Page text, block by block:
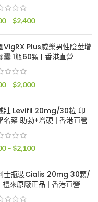
– $2,400價
圍：
$2,400
VigRX Plus威樂男性陰莖增
囊 1瓶60顆 | 香港直營
– $2,000價
範
圍：
$2,000
壯 Levifil 20mg/30粒 印
名藥 助勃+增硬 | 香港直營
– $2,100價
範
圍：
士瓶裝Cialis 20mg 30顆/
禮來原廠正品 | 香港直營